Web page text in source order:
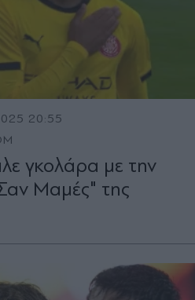
20:55
γκολάρα με την
Μαμές" της